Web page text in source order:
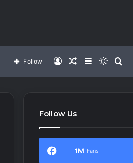
Switch
Sidebar
Random
Log
Follow
Follow Us
1M Fans